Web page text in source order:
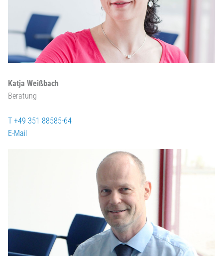
Katja Weißbach
Beratung
T +49 351 88585-64
E-Mail